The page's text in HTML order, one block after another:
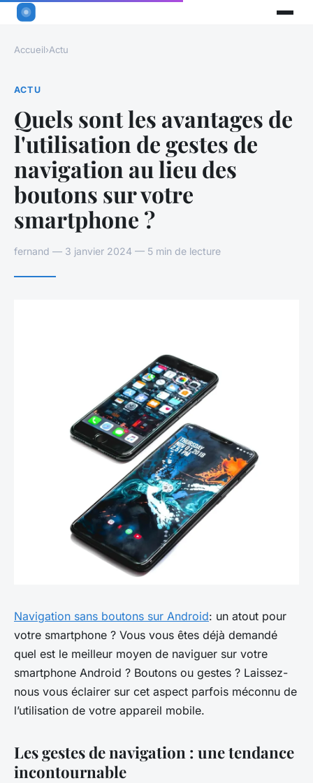
Accueil›Actu
ACTU
Quels sont les avantages de
l'utilisation de gestes de
navigation au lieu des
boutons sur votre
smartphone ?
fernand — 3 janvier 2024 — 5 min de lecture
Navigation sans boutons sur Android: un atout pour
votre smartphone ? Vous vous êtes déjà demandé
quel est le meilleur moyen de naviguer sur votre
smartphone Android ? Boutons ou gestes ? Laissez-
nous vous éclairer sur cet aspect parfois méconnu de
l’utilisation de votre appareil mobile.
Les gestes de navigation : une tendance
incontournable